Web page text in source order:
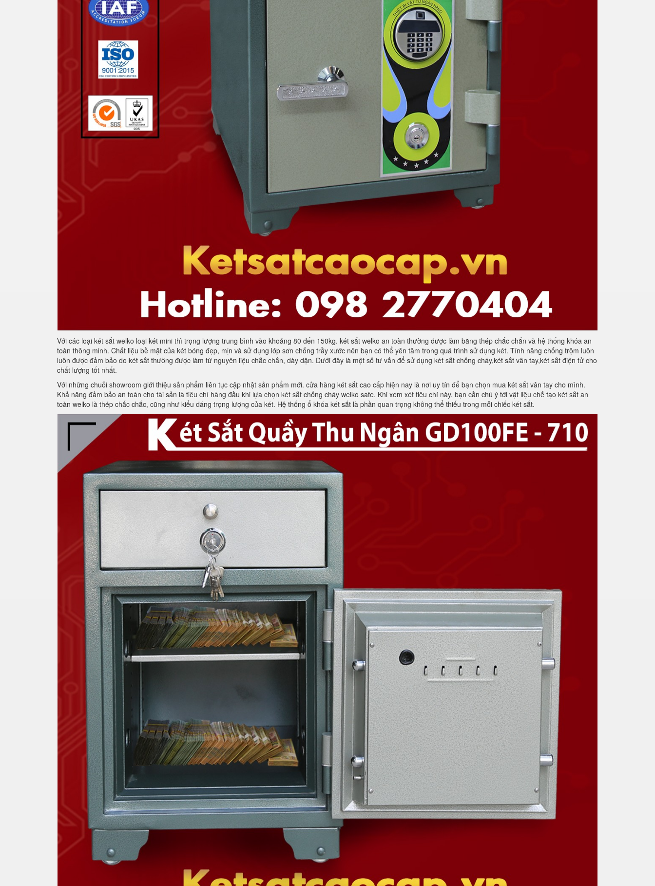
Với các loại két sắt welko loại két mini thì trọng lượng trung bình vào khoảng 80 đến 150kg. két sắt welko an toàn thường được làm bằng thép chắc chắn và hệ thống khóa an
toàn thông minh. Chất liệu bề mặt của két bóng đẹp, mịn và sử dụng lớp sơn chống trầy xước nên bạn có thể yên tâm trong quá trình sử dụng két. Tính năng chống trộm luôn
luôn được đảm bảo do két sắt thường được làm từ nguyên liệu chắc chắn, dày dặn. Dưới đây là một số tư vấn để sử dụng két sắt chống cháy,két sắt vân tay,két sắt điện tử cho
chất lượng tốt nhất.
Với những chuỗi showroom giới thiệu sản phẩm liên tục cập nhật sản phẩm mới. cửa hàng két sắt cao cấp hiện nay là nơi uy tín để bạn chọn mua két sắt vân tay cho mình.
Khả năng đảm bảo an toàn cho tài sản là tiêu chí hàng đầu khi lựa chọn két sắt chống cháy welko safe. Khi xem xét tiêu chí này, bạn cần chú ý tới vật liệu chế tạo két sắt an
toàn welko là thép chắc chắc, cũng như kiểu dáng trọng lượng của két. Hệ thống ổ khóa két sắt là phần quan trọng không thể thiếu trong mỗi chiếc két sắt.